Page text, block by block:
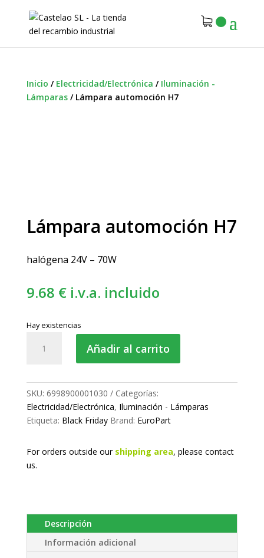
Inicio / Electricidad/Electrónica / Iluminación -
Lámparas/ Lámpara automoción H7
Lámpara automoción H7
halógena 24V – 70W
9.68 € i.v.a. incluido
Hay existencias
automoción
Añadir al carrito
SKU: 6998900001030
Categorías:
Electricidad/Electrónica, Iluminación - Lámparas
Etiqueta: Black Friday Brand: EuroPart
For orders outside our shipping area, please contact
us.
Descripción
Información adicional